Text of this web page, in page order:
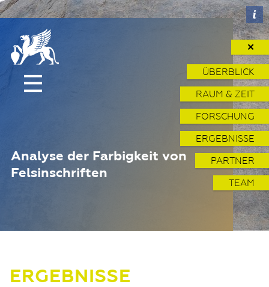
Analyse der Farbigkeit von
Felsinschriften
✕
ÜBERBLICK
RAUM & ZEIT
FORSCHUNG
ERGEBNISSE
PARTNER
TEAM
ERGEBNISSE